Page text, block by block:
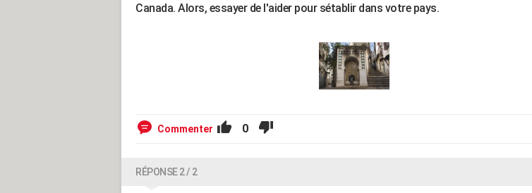
Canada. Alors, essayer de l'aider pour sétablir dans votre pays.
Commenter 0
RÉPONSE 2 / 2